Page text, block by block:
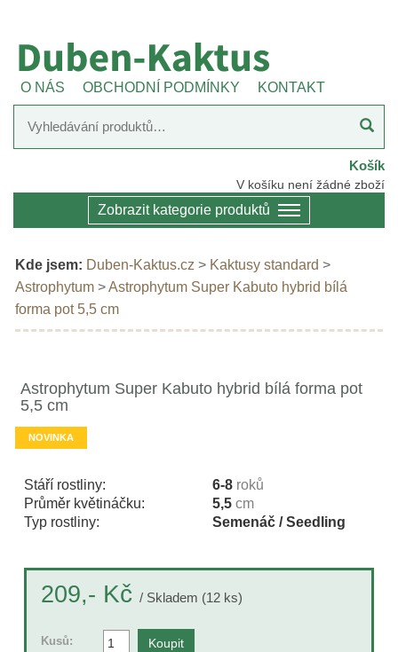
O NÁS OBCHODNÍ PODMÍNKY KONTAKT
Košík
V košíku není žádné zboží
Zobrazit kategorie produktů
Kde jsem: Duben-Kaktus.cz > Kaktusy standard >
Astrophytum >Astrophytum Super Kabuto hybrid bílá
forma pot 5,5 cm
Astrophytum Super Kabuto hybrid bílá forma pot
5,5 cm
NOVINKA
Stáří rostliny: 6-8 roků
Průměr květináčku:
5,5 cm
Typ rostliny:
Semenáč / Seedling
209,- Kč / Skladem (12 ks)
Kusů: